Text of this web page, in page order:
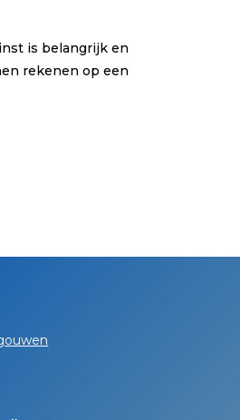
is belangrijk en
rekenen op een